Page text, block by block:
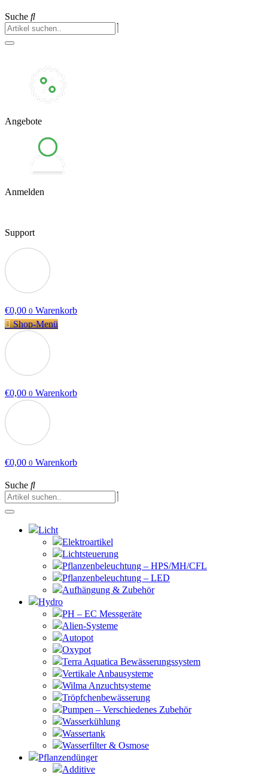
Suche
Angebote
Anmelden
Support
€0,00 0 Warenkorb
Shop-Menü
€0,00 0 Warenkorb
€0,00 0 Warenkorb
Suche
Licht
Elektroartikel
Lichtsteuerung
Pflanzenbeleuchtung – HPS/MH/CFL
Pflanzenbeleuchtung – LED
Aufhängung & Zubehör
Hydro
PH – EC Messgeräte
Alien-Systeme
Autopot
Oxypot
Terra Aquatica Bewässerungssystem
Vertikale Anbausysteme
Wilma Anzuchtsysteme
Tröpfchenbewässerung
Pumpen – Verschiedenes Zubehör
Wasserkühlung
Wassertank
Wasserfilter & Osmose
Pflanzendünger
Additive